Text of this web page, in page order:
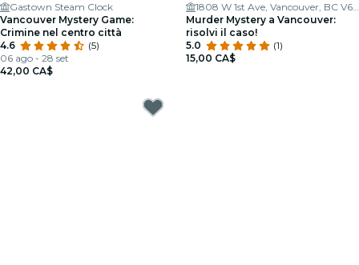
Gastown Steam Clock
Vancouver Mystery Game:
Crimine nel centro città
4.6
(5)
06 ago - 28 set
42,00 CA$
1808 W 1st Ave, Vancouver, BC V6J 0B3, Canada
Murder Mystery a Vancouver:
risolvi il caso!
5.0
(1)
15,00 CA$